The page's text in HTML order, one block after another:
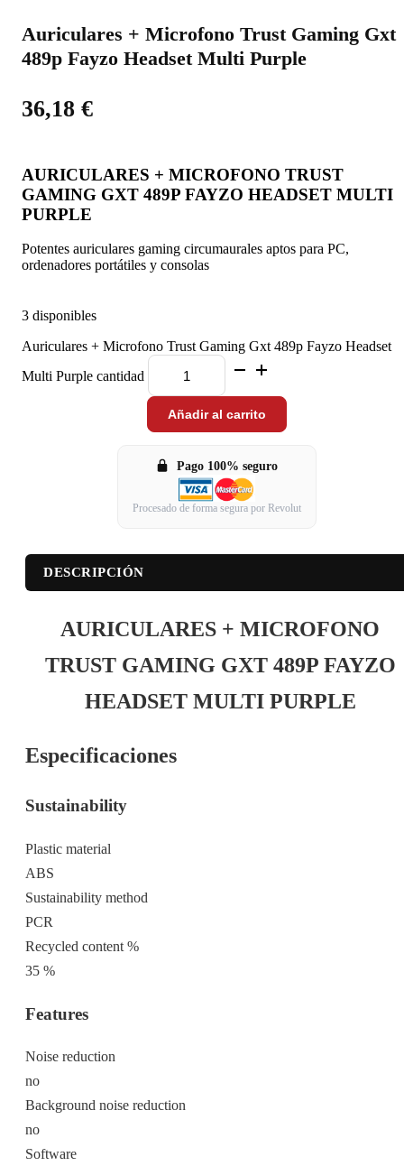
Auriculares + Microfono Trust Gaming Gxt
489p Fayzo Headset Multi Purple
36,18 €
AURICULARES + MICROFONO TRUST
GAMING GXT 489P FAYZO HEADSET MULTI
PURPLE
Potentes auriculares gaming circumaurales aptos para PC,
ordenadores portátiles y consolas
3 disponibles
Auriculares + Microfono Trust Gaming Gxt 489p Fayzo Headset
Multi Purple cantidad
Añadir al carrito
Pago 100% seguro
Procesado de forma segura por Revolut
DESCRIPCIÓN
AURICULARES + MICROFONO
TRUST GAMING GXT 489P FAYZO
HEADSET MULTI PURPLE
Especificaciones
Sustainability
Plastic material
ABS
Sustainability method
PCR
Recycled content %
35 %
Features
Noise reduction
no
Background noise reduction
no
Software